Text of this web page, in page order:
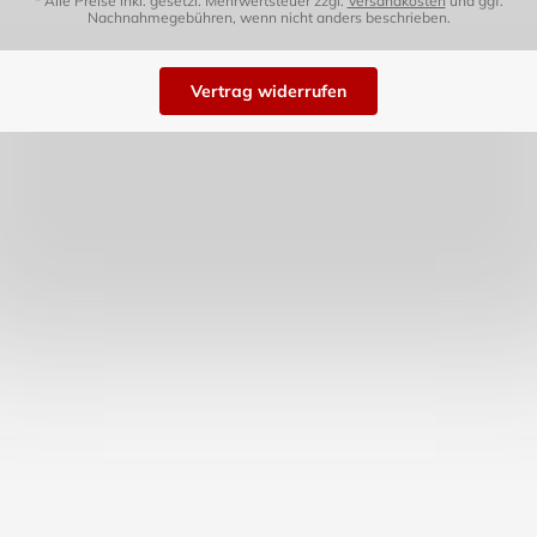
Nachnahmegebühren, wenn nicht anders beschrieben.
Vertrag widerrufen